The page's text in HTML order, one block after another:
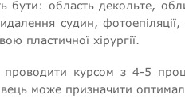
область декольте,
судин,
пластичної хірургії.
курсом з 4-5
може призначити